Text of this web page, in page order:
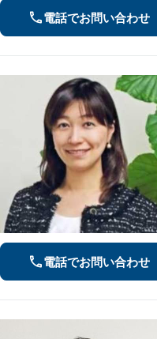
電話でお問い合わせ
電話でお問い合わせ